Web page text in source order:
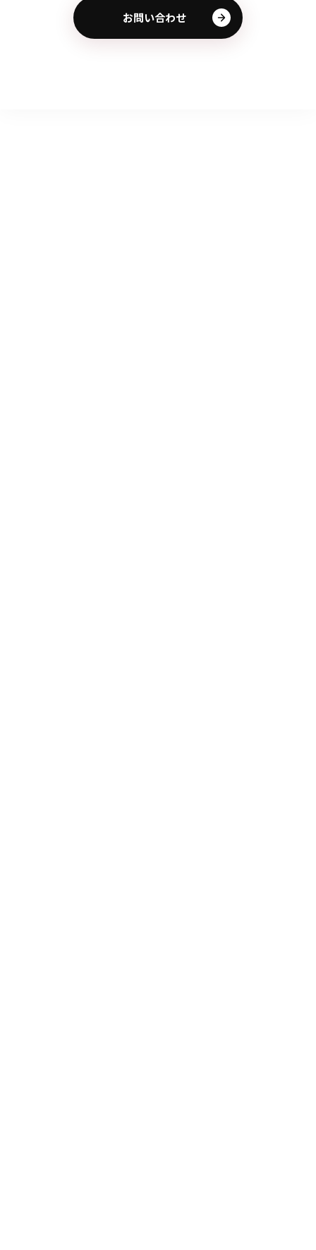
お問い合わせ